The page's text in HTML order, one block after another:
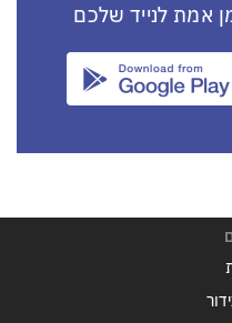
אמת לנייד שלכם